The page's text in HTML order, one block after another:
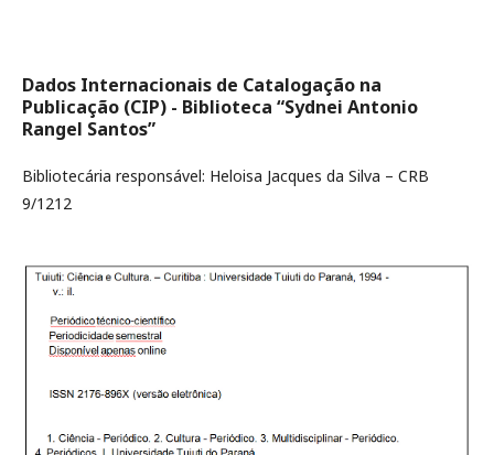
Dados Internacionais de Catalogação na
Publicação (CIP) - Biblioteca “Sydnei Antonio
Rangel Santos”
Bibliotecária responsável: Heloisa Jacques da Silva – CRB
9/1212